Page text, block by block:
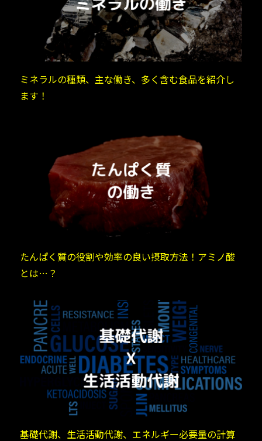
ミネラルの種類、主な働き、多く含む食品を紹介し
ます！
たんぱく質の役割や効率の良い摂取方法！アミノ酸
とは…？
基礎代謝、生活活動代謝、エネルギー必要量の計算